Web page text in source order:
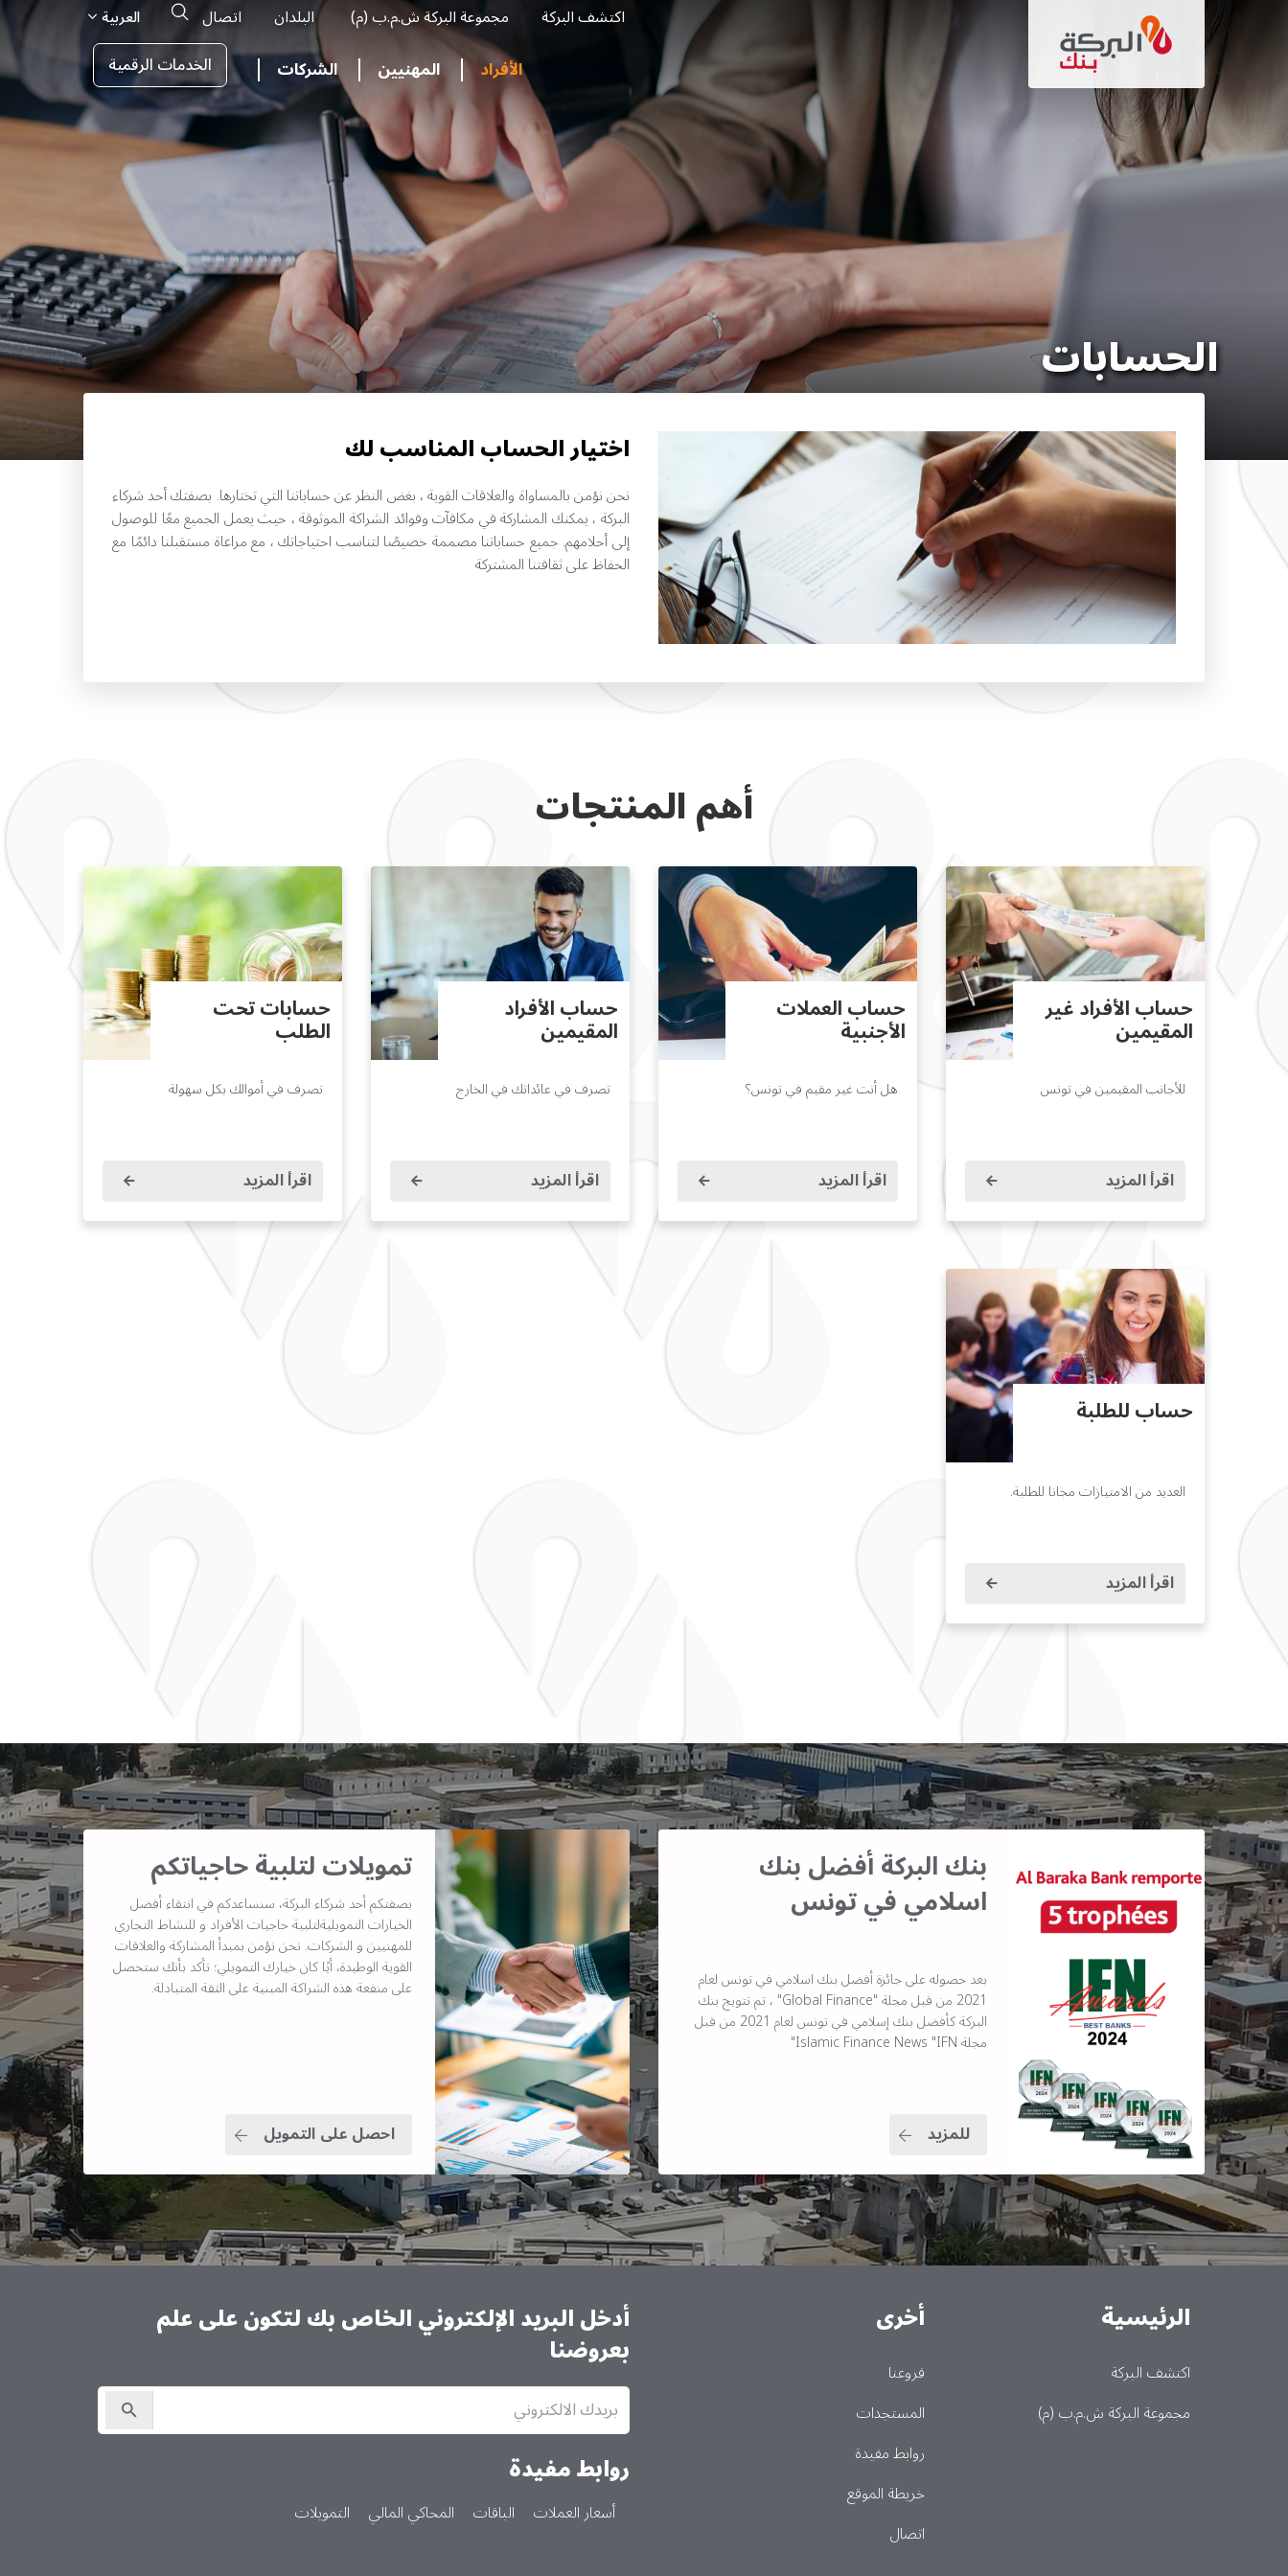
Menu
اكتشف البركة مجموعة البركة ش.م.ب (م) البلدان اتصال العربية
Search
الأفراد المهنيين الشركات الخدمات الرقمية
الحسابات
اختيار الحساب المناسب لك
نحن نؤمن بالمساواة والعلاقات القوية ، بغض النظر عن حساباتنا التي تختارها. بصفتك أحد شركاء
البركة ، يمكنك المشاركة في مكافآت وفوائد الشراكة الموثوقة ، حيث يعمل الجميع معًا للوصول
إلى أحلامهم. جميع حساباتنا مصممة خصيصًا لتناسب احتياجاتك ، مع مراعاة مستقبلنا دائمًا مع
الحفاظ على ثقافتنا المشتركة
أهم المنتجات
حساب الأفراد غير
المقيمين
للأجانب المقيمين في تونس
اقرأ المزيد
حساب العملات
الأجنبية
هل أنت غير مقيم في تونس؟
اقرأ المزيد
حساب الأفراد
المقيمين
تصرف في عائداتك في الخارج
اقرأ المزيد
حسابات تحت
الطلب
تصرف في أموالك بكل سهولة
اقرأ المزيد
حساب للطلبة
العديد من الامتيازات مجانا للطلبة.
اقرأ المزيد
بنك البركة أفضل بنك
اسلامي في تونس
بعد حصوله على جائزة أفضل بنك اسلامي في تونس لعام
2021 من قبل مجلة "Global Finance" ، تم تتويج بنك
البركة كأفضل بنك إسلامي في تونس لعام 2021 من قبل
مجلة Islamic Finance News "IFN"
للمزيد
تمويلات لتلبية حاجياتكم
بصفتكم أحد شركاء البركة، سنساعدكم في انتقاء أفضل
الخيارات التمويليةلتلبية حاجيات الأفراد و للنشاط التجاري
للمهنيين و الشركات. نحن نؤمن بمبدأ المشاركة والعلاقات
القوية الوطيدة، أيًا كان خيارك التمويلي؛ تأكد بأنك ستحصل
على منفعة هذه الشراكة المبنية على الثقة المتبادلة.
احصل على التمويل
Main
الرئيسية
اكتشف البركة
مجموعة البركة ش.م.ب (م)
أخرى
فروعنا
المستجدات
روابط مفيدة
خريطة الموقع
اتصال
أدخل البريد الإلكتروني الخاص بك لتكون على علم
بعروضنا
الاشتراك
في
النشرة
روابط مفيدة
أسعار العملات الباقات المحاكي المالي التمويلات